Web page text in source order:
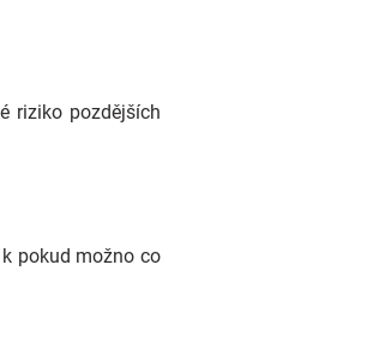
riziko pozdějších
pokud možno co